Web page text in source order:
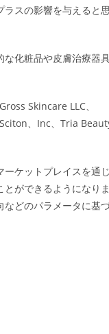
スの影響を与えると思
な化粧品や皮膚治療器
Skincare LLC、
、Inc、Tria
ケットプレイスを通じ
ができるようになりま
などのパラメータに基